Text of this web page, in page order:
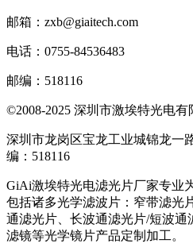
邮箱：zxb@giaitech.com
电话：0755-84536483
邮编：518116
©2008-2025 深圳市激埃特光电
深圳市龙岗区宝龙工业城锦龙一
编：518116
GiAi激埃特光电滤光片厂家专业
包括诸多光学滤波片：窄带滤光
通滤光片、长波通滤光片/短波
滤镜等光学镜片产品定制加工。